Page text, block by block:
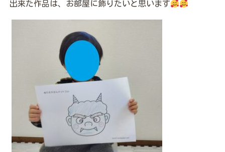
出来た作品は、お部屋に飾りたいと思います